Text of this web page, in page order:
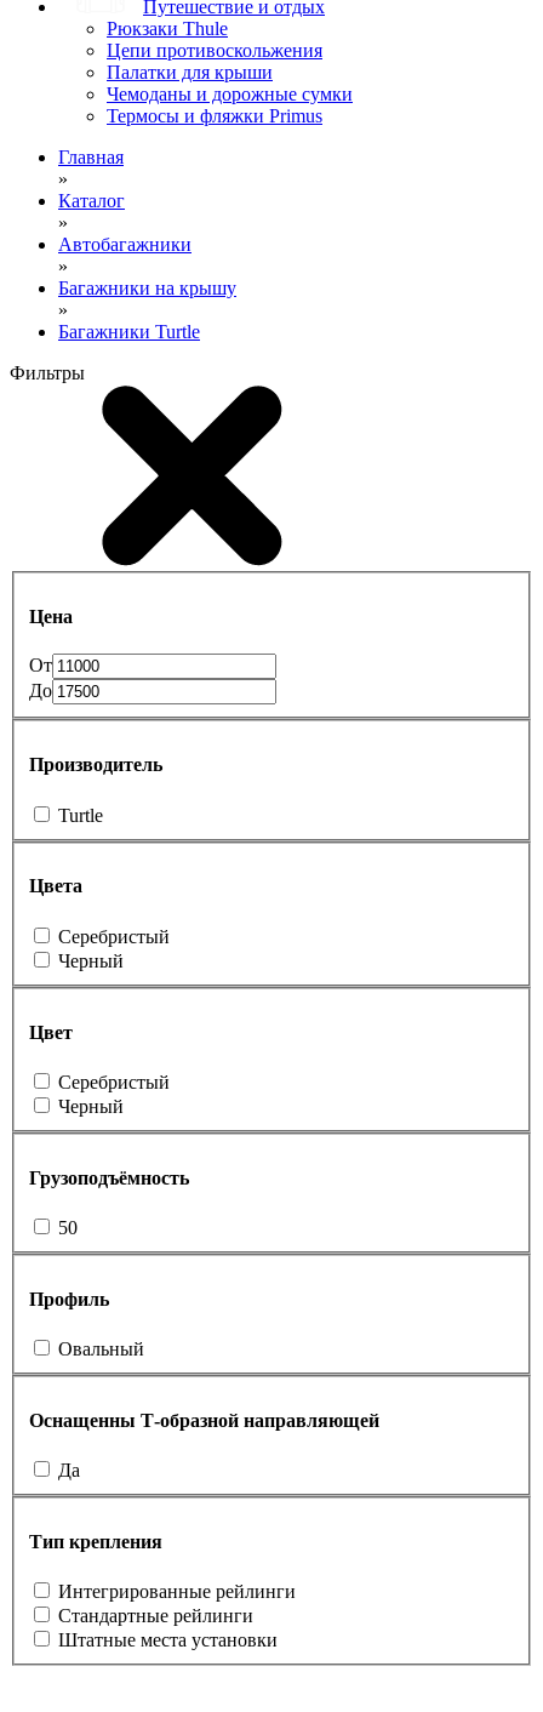
Путешествие и отдых
Рюкзаки Thule
Цепи противоскольжения
Палатки для крыши
Чемоданы и дорожные сумки
Термосы и фляжки Primus
Главная
»
Каталог
»
Автобагажники
»
Багажники на крышу
»
Багажники Turtle
Фильтры
Цена
От
До
Производитель
Turtle
Цвета
Серебристый
Черный
Цвет
Серебристый
Черный
Грузоподъёмность
50
Профиль
Овальный
Оснащенны Т-образной направляющей
Да
Тип крепления
Интегрированные рейлинги
Стандартные рейлинги
Штатные места установки